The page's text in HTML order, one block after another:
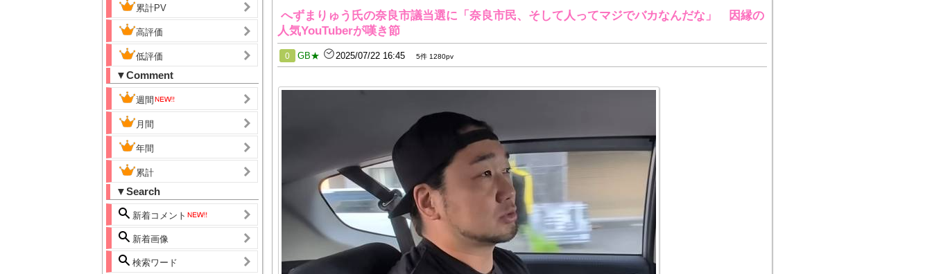
累計PV
高評価
低評価
▼Comment
週間
月間
年間
累計
▼Search
新着コメント
新着画像
検索ワード
へずまりゅう氏の奈良市議当選に「奈良市民、そして人ってマジでバカなんだな」 因縁の
人気YouTuberが嘆き節
0 GB★ 2025/07/22 16:45 5件 1280pv